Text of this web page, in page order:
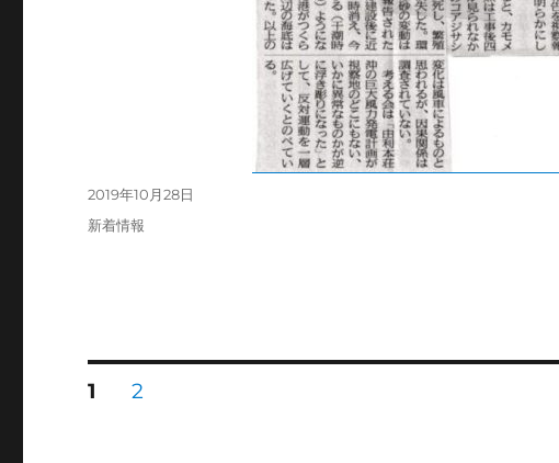
投
稿
日:
2019年10月28日
カ
新着情報
投
固
1
固
2